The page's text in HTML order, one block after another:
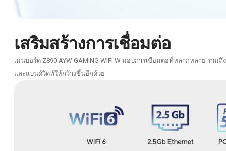
เสริมสร้างการเชื่อมต่อ
เมนบอร์ด Z890 AYW GAMING WIFI W มอบการเชื่อมต่อที่หลากหลาย รว
และแบนด์วิดท์ให้กว้างขึ้นอีกด้วย